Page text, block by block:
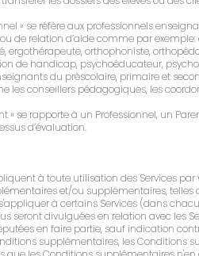
» se réfère aux professionnels
de relation d’aide comme par
ergothérapeute, orthophoniste,
de handicap, psychoéducateur,
du préscolaire, primaire et
les conseillers pédagogiques, les
» se rapporte à un Professionnel, un
d’évaluation.
à toute utilisation des Services
et/ou supplémentaires,
à certains Services (dans
seront divulguées en relation avec les
en faire partie, sauf indication
supplémentaires, les Conditions